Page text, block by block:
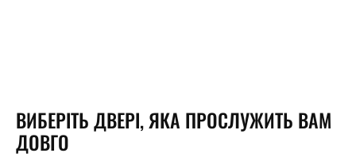
ВИБЕРІТЬ ДВЕРІ, ЯКА ПРОСЛУЖИТЬ ВАМ
ДОВГО